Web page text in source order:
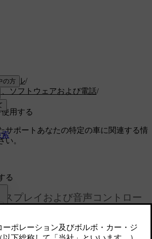
ュアル/
、ソフトウェアおよび電話/
用する
サポート あなたの特定の車に関連する情
い。
る
スプレイおよび音声コントロー